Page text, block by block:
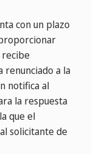
con un plazo
recibe
renunciado a la
notifica al
la respuesta
que el
solicitante de